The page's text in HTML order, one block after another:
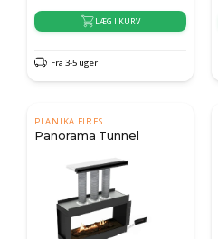
LÆG I KURV
Fra 3-5 uger
PLANIKA FIRES
Panorama Tunnel